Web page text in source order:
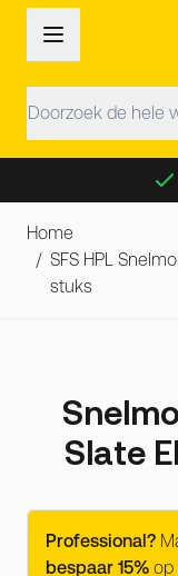
Ga naar de inhoud
Home
/ SFS HPL
stuks
Slate
Professional?
bespaar 15% op